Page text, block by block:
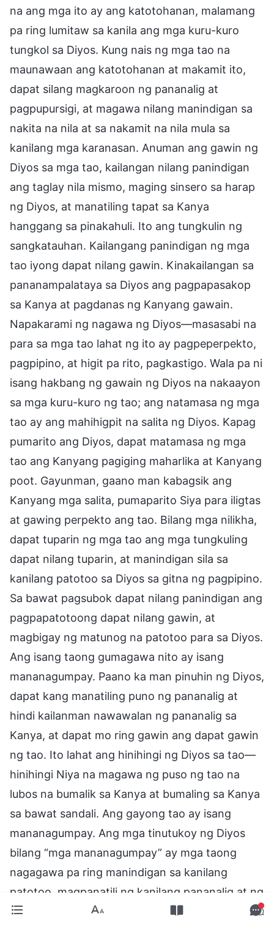
na ang mga ito ay ang katotohanan, malamang
pa ring lumitaw sa kanila ang mga kuru-kuro
tungkol sa Diyos. Kung nais ng mga tao na
maunawaan ang katotohanan at makamit ito,
dapat silang magkaroon ng pananalig at
pagpupursigi, at magawa nilang manindigan sa
nakita na nila at sa nakamit na nila mula sa
kanilang mga karanasan. Anuman ang gawin ng
Diyos sa mga tao, kailangan nilang panindigan
ang taglay nila mismo, maging sinsero sa harap
ng Diyos, at manatiling tapat sa Kanya
hanggang sa pinakahuli. Ito ang tungkulin ng
sangkatauhan. Kailangang panindigan ng mga
tao iyong dapat nilang gawin. Kinakailangan sa
pananampalataya sa Diyos ang pagpapasakop
sa Kanya at pagdanas ng Kanyang gawain.
Napakarami ng nagawa ng Diyos—masasabi na
para sa mga tao lahat ng ito ay pagpeperpekto,
pagpipino, at higit pa rito, pagkastigo. Wala pa ni
isang hakbang ng gawain ng Diyos na nakaayon
sa mga kuru-kuro ng tao; ang natamasa ng mga
tao ay ang mahihigpit na salita ng Diyos. Kapag
pumarito ang Diyos, dapat matamasa ng mga
tao ang Kanyang pagiging maharlika at Kanyang
poot. Gayunman, gaano man kabagsik ang
Kanyang mga salita, pumaparito Siya para iligtas
at gawing perpekto ang tao. Bilang mga nilikha,
dapat tuparin ng mga tao ang mga tungkuling
dapat nilang tuparin, at manindigan sila sa
kanilang patotoo sa Diyos sa gitna ng pagpipino.
Sa bawat pagsubok dapat nilang panindigan ang
pagpapatotoong dapat nilang gawin, at
magbigay ng matunog na patotoo para sa Diyos.
Ang isang taong gumagawa nito ay isang
mananagumpay. Paano ka man pinuhin ng Diyos,
dapat kang manatiling puno ng pananalig at
hindi kailanman nawawalan ng pananalig sa
Kanya, at dapat mo ring gawin ang dapat gawin
ng tao. Ito lahat ang hinihingi ng Diyos sa tao—
hinihingi Niya na magawa ng puso ng tao na
lubos na bumalik sa Kanya at bumaling sa Kanya
sa bawat sandali. Ang gayong tao ay isang
mananagumpay. Ang mga tinutukoy ng Diyos
bilang “mga mananagumpay” ay mga taong
nagagawa pa ring manindigan sa kanilang
patotoo, magpanatili ng kanilang pananalig at ng
kanilang katapatan sa Diyos, at anuman ang